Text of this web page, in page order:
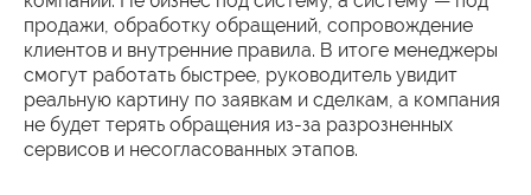
продажи, обработку обращений, сопровождение
клиентов и внутренние правила. В итоге менеджеры
смогут работать быстрее, руководитель увидит
реальную картину по заявкам и сделкам, а компания
не будет терять обращения из-за разрозненных
сервисов и несогласованных этапов.